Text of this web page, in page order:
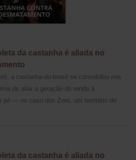
da castanha é aliada no
a castanha-do-brasil se consolidou nos
de aliar a geração de renda à
pé — no caso dos Zoró, um território de
da castanha é aliada no